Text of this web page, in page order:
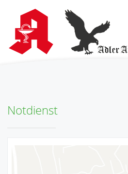
Notdienst